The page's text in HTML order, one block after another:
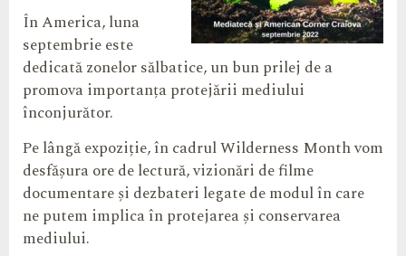
În America, luna
septembrie este
dedicată zonelor sălbatice, un bun prilej de a
promova importanța protejării mediului
înconjurător.
Pe lângă expoziție, în cadrul Wilderness Month vom
desfășura ore de lectură, vizionări de filme
documentare și dezbateri legate de modul în care
ne putem implica în protejarea și conservarea
mediului.